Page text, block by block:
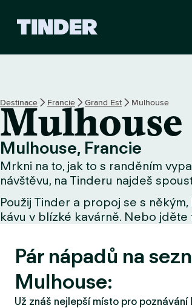
k
s
r
á
n
a
T
d
e
r
u
Destinace Francie Grand Est Mulhouse
Mulhouse
Mulhouse, Francie
Mrkni na to, jak to s randěním
návštěvu, na Tinderu najdeš
Použij Tinder a propoj se s
kávu v blízké kavárně. Nebo
Pár nápadů na
Mulhouse:
Už znáš nejlepší místo pro